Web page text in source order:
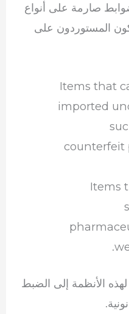
صارمة على أنواع
المستوردون على
: Items that
imported
counterfeit
:
الأنظمة إلى الضبط